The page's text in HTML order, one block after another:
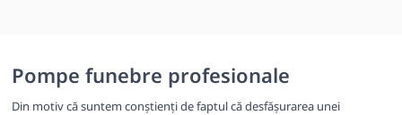
Pompe funebre profesionale
Din motiv că suntem conștienți de faptul că desfășurarea unei